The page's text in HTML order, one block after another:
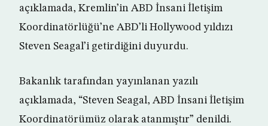
açıklamada, Kremlin’in ABD İnsani İletişim
Koordinatörlüğü’ne ABD’li Hollywood yıldızı
Steven Seagal’i getirdiğini duyurdu.
Bakanlık tarafından yayınlanan yazılı
açıklamada, “Steven Seagal, ABD İnsani İletişim
Koordinatörümüz olarak atanmıştır” denildi.